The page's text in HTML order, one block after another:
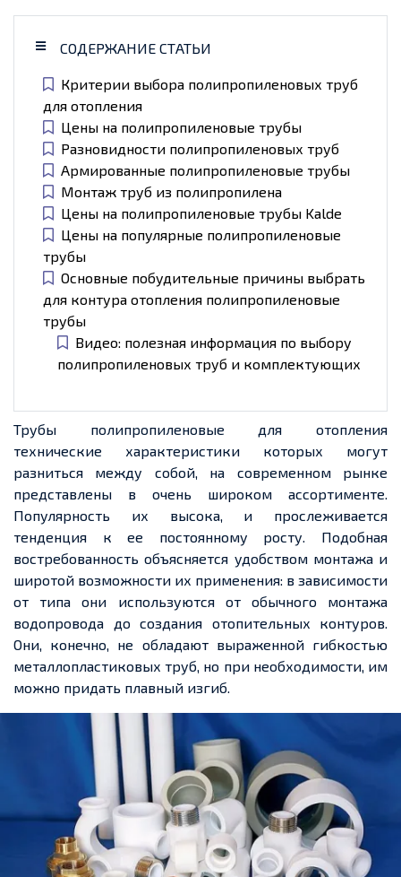
СОДЕРЖАНИЕ СТАТЬИ
Критерии выбора полипропиленовых труб
для отопления
Цены на полипропиленовые трубы
Разновидности полипропиленовых труб
Армированные полипропиленовые трубы
Монтаж труб из полипропилена
Цены на полипропиленовые трубы Kalde
Цены на популярные полипропиленовые
трубы
Основные побудительные причины выбрать
для контура отопления полипропиленовые
трубы
Видео: полезная информация по выбору
полипропиленовых труб и комплектующих
Трубы полипропиленовые для отопления
технические характеристики которых могут
разниться между собой, на современном рынке
представлены в очень широком ассортименте.
Популярность их высока, и прослеживается
тенденция к ее постоянному росту. Подобная
востребованность объясняется удобством монтажа и
широтой возможности их применения: в зависимости
от типа они используются от обычного монтажа
водопровода до создания отопительных контуров.
Они, конечно, не обладают выраженной гибкостью
металлопластиковых труб, но при необходимости, им
можно придать плавный изгиб.